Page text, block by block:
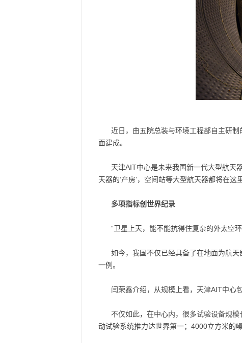
近日，由五院总装与环境工程部自主研
面建成。
天津AIT中心是未来我国新一代大型航天
天器的‘产房’，空间站等大型航天器都将在这里
多项指标创世界纪录
“卫星上天，能不能抗得住复杂的外太空
如今，我国不仅已经具备了在地面为航
一例。
闫荣鑫介绍，从规模上看，天津AIT中心
不仅如此，在中心内，很多试验设备规
动试验系统推力达世界第一；4000立方米的